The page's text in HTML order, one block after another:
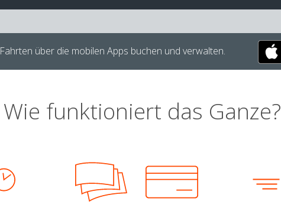
Fahrten über die mobilen Apps buchen und verwalten.
Wie funktioniert das Ganze?